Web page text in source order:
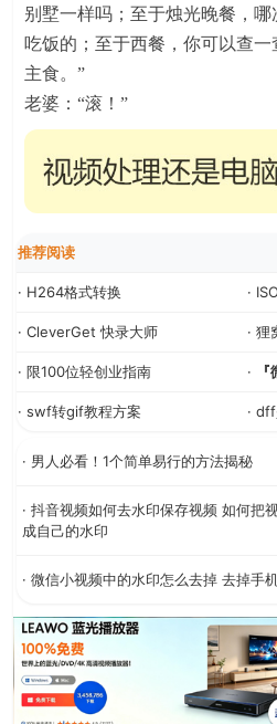
别墅一样吗；至于烛光晚餐，
吃饭的；至于西餐，你可以查
主食。”
老婆：“滚！”
推荐阅读
· H264格式转换 ·
· CleverGet 快录大师 · 狸
· 限100位轻创业指南 ·
· swf转gif教程方案 ·
· 男人必看！1个简单易行的方法揭秘
· 抖音视频如何去水印保存视频 如何把
成自己的水印
· 微信小视频中的水印怎么去掉 去掉手